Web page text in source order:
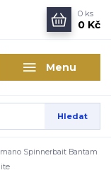
Menu
Hledat
0 ks
0 Kč
Spinnerbait Bantam